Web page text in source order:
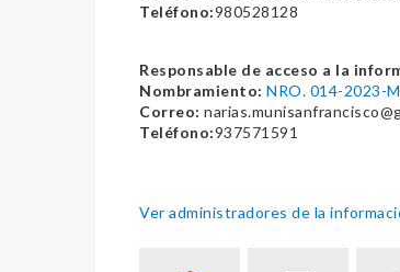
Teléfono:980528128
Responsable de acceso a la
Nombramiento: NRO. 014-2023-
Correo:
Teléfono:937571591
Ver administradores de la